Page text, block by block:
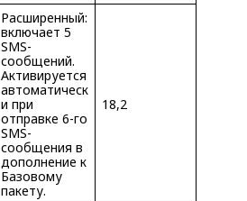
Расширенный:
включает 5
SMS-
сообщений.
Активируется
автоматическ
и при
отправке 6-го
SMS-
сообщения в
дополнение к
Базовому
пакету.
18,2